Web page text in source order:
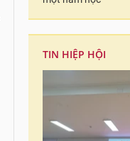
TIN HIỆP HỘI